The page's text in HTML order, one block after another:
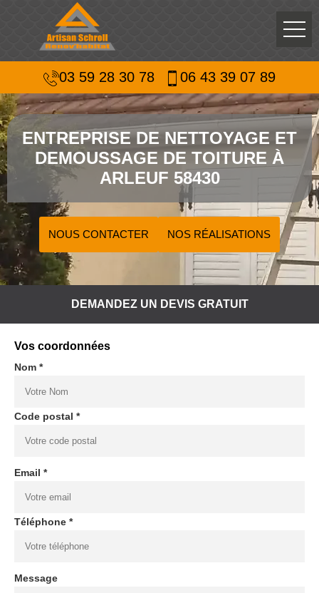
03 59 28 30 78 06 43 39 07 89
ENTREPRISE DE NETTOYAGE ET
DEMOUSSAGE DE TOITURE À
ARLEUF 58430
NOUS CONTACTER NOS RÉALISATIONS
DEMANDEZ UN DEVIS GRATUIT
Vos coordonnées
Nom *
Code postal *
Email *
Téléphone *
Message